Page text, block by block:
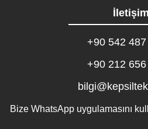
İletişim
+90 542
+90 212
Bize WhatsApp uygulamasını